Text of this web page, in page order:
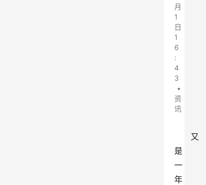
月
1
日
1
6
:
4
3
•
资
讯
又
是
一
年